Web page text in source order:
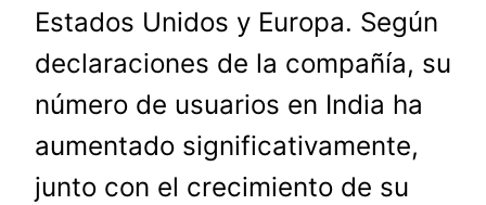
Estados Unidos y Europa. Según
declaraciones de la compañía, su
número de usuarios en India ha
aumentado significativamente,
junto con el crecimiento de su